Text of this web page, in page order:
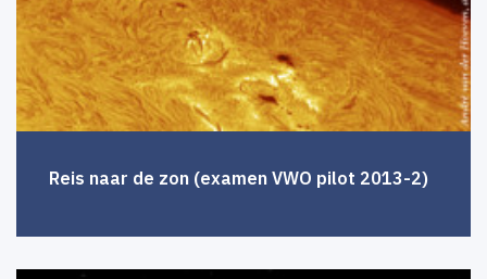
Reis naar de zon (examen VWO pilot 2013-2)